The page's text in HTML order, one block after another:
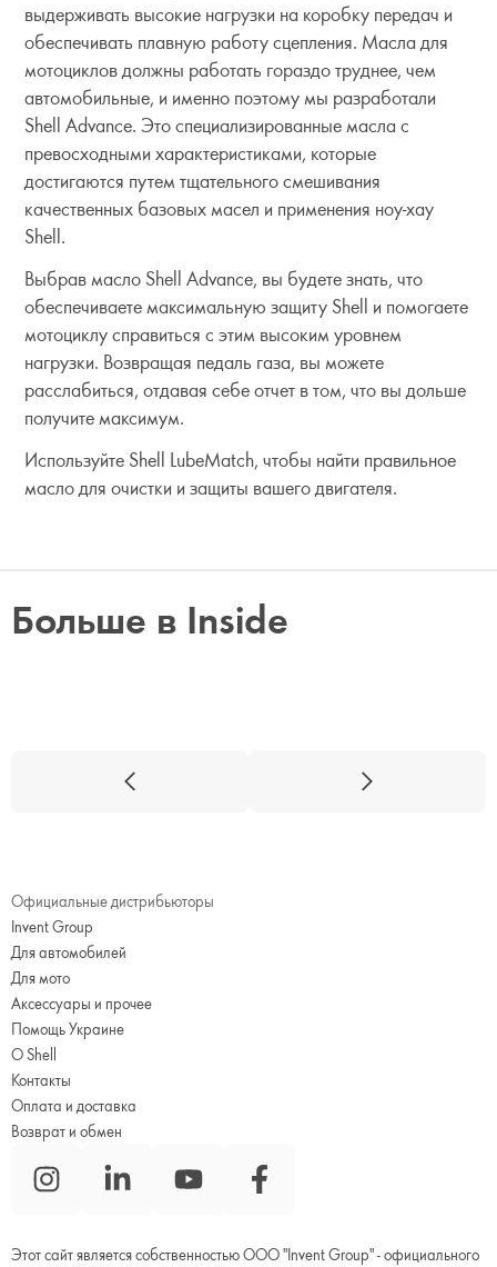
выдерживать высокие нагрузки на коробку передач и
обеспечивать плавную работу сцепления. Масла для
мотоциклов должны работать гораздо труднее, чем
автомобильные, и именно поэтому мы разработали
Shell Advance. Это специализированные масла с
превосходными характеристиками, которые
достигаются путем тщательного смешивания
качественных базовых масел и применения ноу-хау
Shell.
Выбрав масло Shell Advance, вы будете знать, что
обеспечиваете максимальную защиту Shell и помогаете
мотоциклу справиться с этим высоким уровнем
нагрузки. Возвращая педаль газа, вы можете
расслабиться, отдавая себе отчет в том, что вы дольше
получите максимум.
Используйте Shell LubeMatch, чтобы найти правильное
масло для очистки и защиты вашего двигателя.
Больше в Inside
Официальные дистрибьюторы
Invent Group
Для автомобилей
Для мото
Аксессуары и прочее
Помощь Украине
О Shell
Контакты
Оплата и доставка
Возврат и обмен
Этот сайт является собственностью ООО "Invent Group" - официального